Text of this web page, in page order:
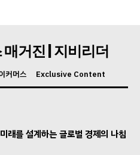
거진 | 지비리더
커머스 Exclusive Content
를 설계하는 글로벌 경제의 나침